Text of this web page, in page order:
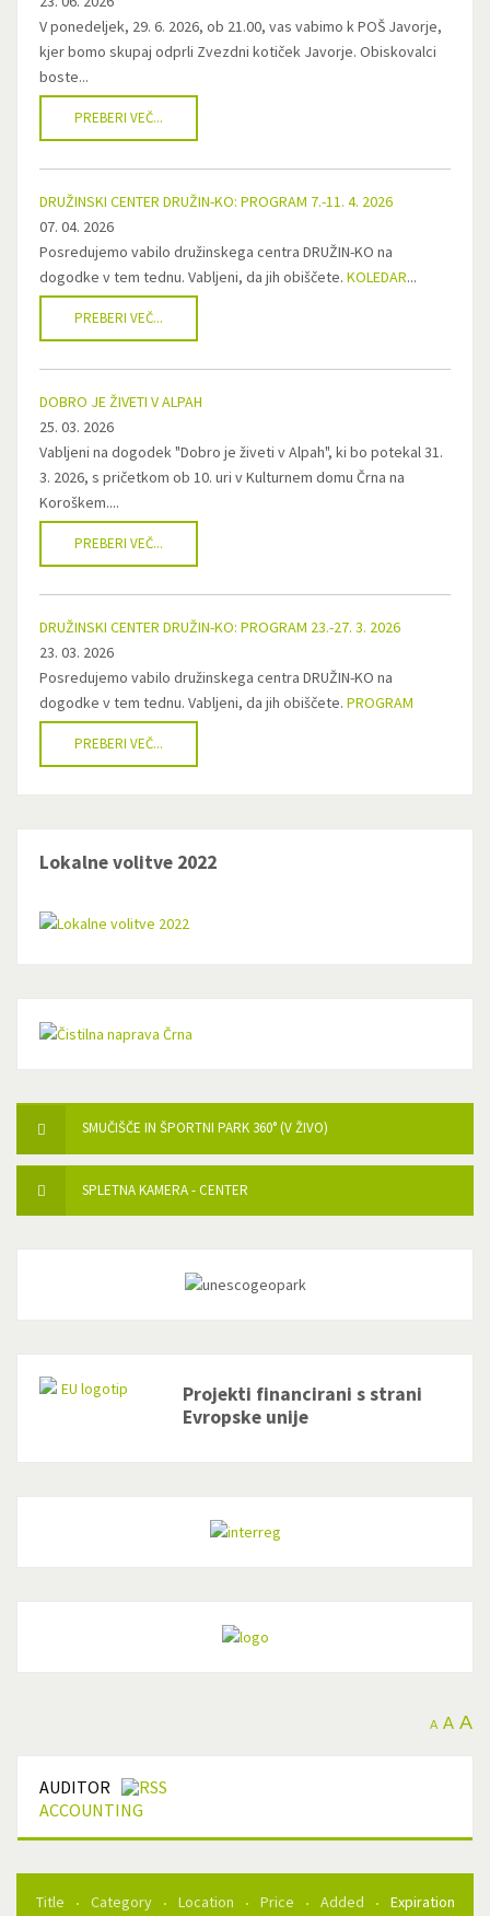
V ponedeljek, 29. 6. 2026, ob 21.00, vas vabimo k POŠ Javorje,
kjer bomo skupaj odprli Zvezdni kotiček Javorje. Obiskovalci
boste...
PREBERI VEČ...
DRUŽINSKI CENTER DRUŽIN-KO: PROGRAM 7.-11. 4. 2026
07. 04. 2026
Posredujemo vabilo družinskega centra DRUŽIN-KO na
dogodke v tem tednu. Vabljeni, da jih obiščete. KOLEDAR...
PREBERI VEČ...
DOBRO JE ŽIVETI V ALPAH
25. 03. 2026
Vabljeni na dogodek "Dobro je živeti v Alpah", ki bo potekal 31.
3. 2026, s pričetkom ob 10. uri v Kulturnem domu Črna na
Koroškem....
PREBERI VEČ...
DRUŽINSKI CENTER DRUŽIN-KO: PROGRAM 23.-27. 3. 2026
23. 03. 2026
Posredujemo vabilo družinskega centra DRUŽIN-KO na
dogodke v tem tednu. Vabljeni, da jih obiščete. PROGRAM
PREBERI VEČ...
Lokalne volitve 2022
SMUČIŠČE IN ŠPORTNI PARK 360° (V ŽIVO)
SPLETNA KAMERA - CENTER
Projekti financirani s strani
Evropske unije
A A A
AUDITOR
ACCOUNTING
Title Category Location Price Added
Expiration